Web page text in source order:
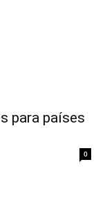
para países
0